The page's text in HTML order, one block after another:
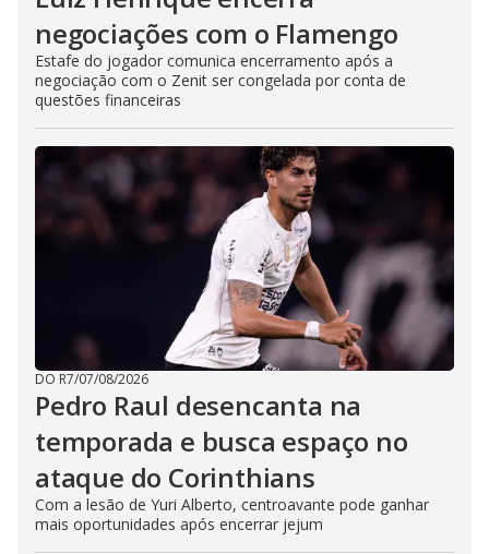
negociações com o Flamengo
Estafe do jogador comunica encerramento após a
negociação com o Zenit ser congelada por conta de
questões financeiras
DO R7/07/08/2026
Pedro Raul desencanta na
temporada e busca espaço no
ataque do Corinthians
Com a lesão de Yuri Alberto, centroavante pode ganhar
mais oportunidades após encerrar jejum